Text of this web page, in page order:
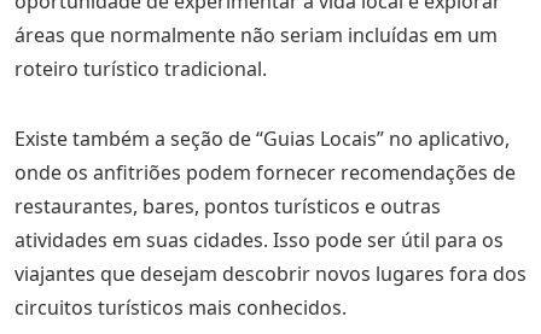
áreas que normalmente não seriam incluídas em um
roteiro turístico tradicional.
Existe também a seção de “Guias Locais” no aplicativo,
onde os anfitriões podem fornecer recomendações de
restaurantes, bares, pontos turísticos e outras
atividades em suas cidades. Isso pode ser útil para os
viajantes que desejam descobrir novos lugares fora dos
circuitos turísticos mais conhecidos.